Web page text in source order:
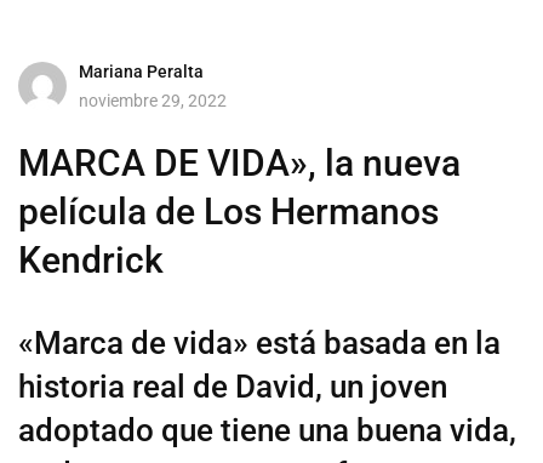
Mariana Peralta
noviembre 29, 2022
MARCA DE VIDA», la nueva
película de Los Hermanos
Kendrick
«Marca de vida» está basada en la
historia real de David, un joven
adoptado que tiene una buena vida,